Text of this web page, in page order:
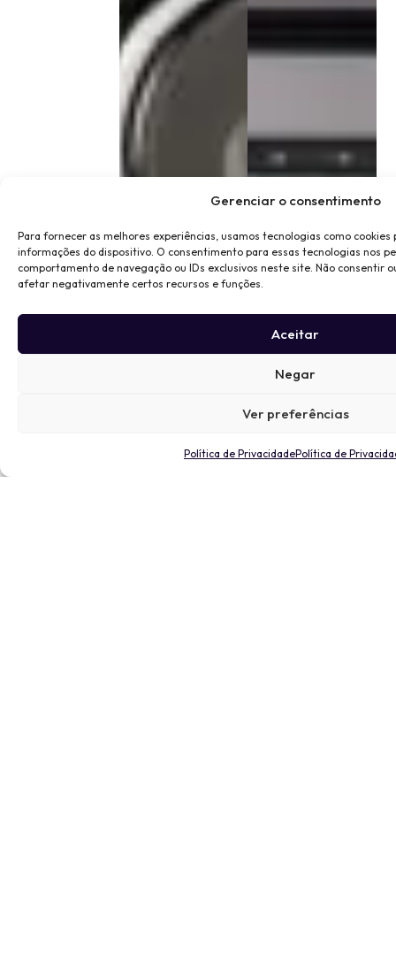
Gerenciar o consentimento
Para fornecer as melhores experiências, usamos tecnologias como
informações do dispositivo. O consentimento para essas tecnologias nos
comportamento de navegação ou IDs exclusivos neste site. Não consentir
afetar negativamente certos recursos e funções.
Aceitar
Negar
Ver preferências
Política de PrivacidadePolítica de